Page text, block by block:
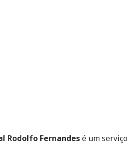
Rodolfo Fernandesé um